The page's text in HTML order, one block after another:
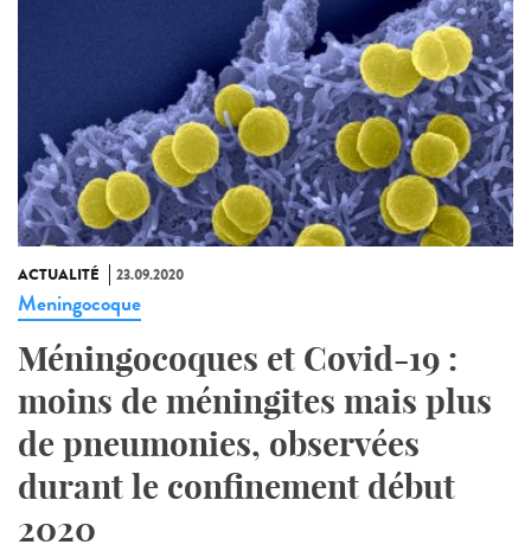
ACTUALITÉ 23.09.2020
Meningocoque
Méningocoques et Covid-19 :
moins de méningites mais plus
de pneumonies, observées
durant le confinement début
2020